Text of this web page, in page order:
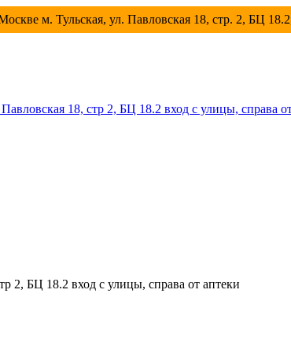
м. Тульская, ул. Павловская 18, стр. 2, БЦ
18, стр 2, БЦ 18.2 вход с улицы, справа
2, БЦ 18.2 вход с улицы, справа от аптеки